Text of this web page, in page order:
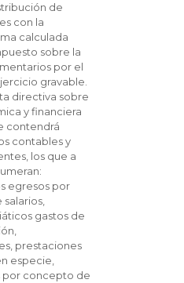
de
con la
calculada
sobre la
por el
gravable.
directiva sobre
y financiera
contendrá
contables y
los que a
egresos por
gastos de
prestaciones
especie,
por concepto de